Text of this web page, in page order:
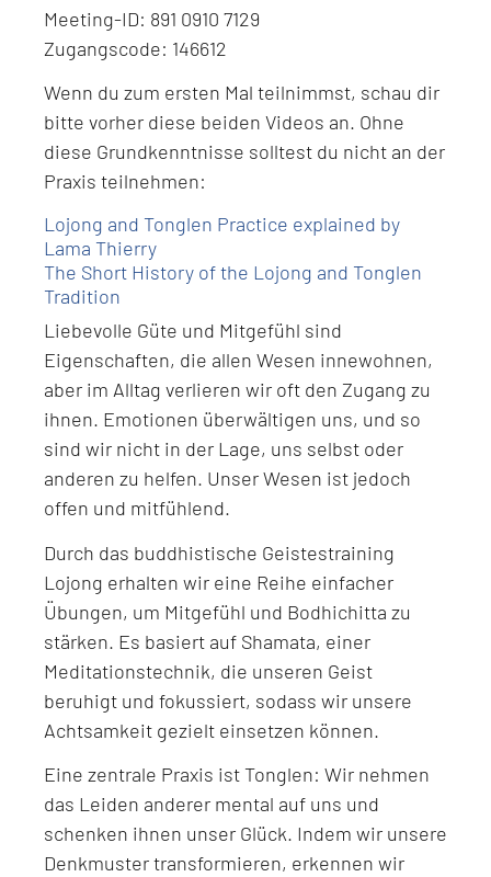
Meeting-ID: 891 0910 7129
Zugangscode: 146612
Wenn du zum ersten Mal teilnimmst, schau dir
bitte vorher diese beiden Videos an. Ohne
diese Grundkenntnisse solltest du nicht an der
Praxis teilnehmen:
Lojong and Tonglen Practice explained by
Lama Thierry
The Short History of the Lojong and Tonglen
Tradition
Liebevolle Güte und Mitgefühl sind
Eigenschaften, die allen Wesen innewohnen,
aber im Alltag verlieren wir oft den Zugang zu
ihnen. Emotionen überwältigen uns, und so
sind wir nicht in der Lage, uns selbst oder
anderen zu helfen. Unser Wesen ist jedoch
offen und mitfühlend.
Durch das buddhistische Geistestraining
Lojong erhalten wir eine Reihe einfacher
Übungen, um Mitgefühl und Bodhichitta zu
stärken. Es basiert auf Shamata, einer
Meditationstechnik, die unseren Geist
beruhigt und fokussiert, sodass wir unsere
Achtsamkeit gezielt einsetzen können.
Eine zentrale Praxis ist Tonglen: Wir nehmen
das Leiden anderer mental auf uns und
schenken ihnen unser Glück. Indem wir unsere
Denkmuster transformieren, erkennen wir